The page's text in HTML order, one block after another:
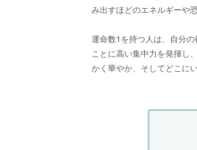
み出すほどのエネルギーや
運命数1を持つ人は、自分
ことに高い集中力を発揮し
かく華やか、そしてどこに